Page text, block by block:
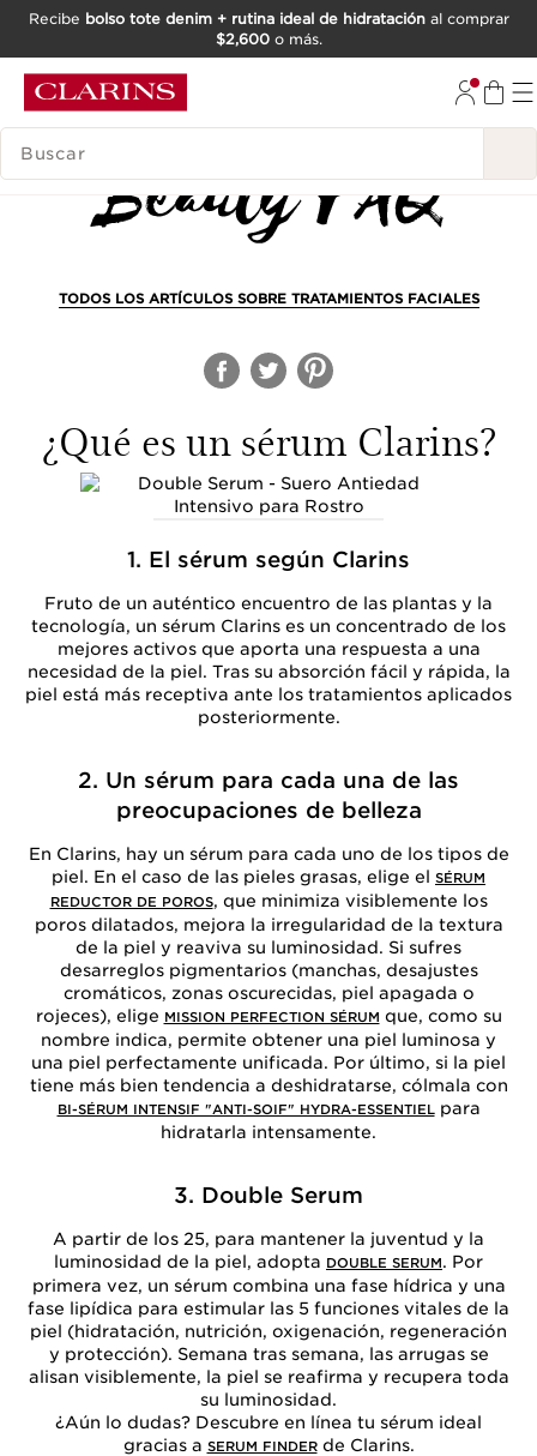
IR AL PIE DE PÁGINA
Recibe bolso tote denim + rutina ideal de hidrataciónal comprar
$2,600o más.
BUSCAR
TODOS LOS ARTÍCULOS SOBRE TRATAMIENTOS FACIALES
¿Qué es un sérum Clarins?
1. El sérum según Clarins
Fruto de un auténtico encuentro de las plantas y la
tecnología, un sérum Clarins es un concentrado de los
mejores activos que aporta una respuesta a una
necesidad de la piel. Tras su absorción fácil y rápida, la
piel está más receptiva ante los tratamientos aplicados
posteriormente.
2. Un sérum para cada una de las
preocupaciones de belleza
En Clarins, hay un sérum para cada uno de los tipos de
piel. En el caso de las pieles grasas, elige el SÉRUM
REDUCTOR DE POROS, que minimiza visiblemente los
poros dilatados, mejora la irregularidad de la textura
de la piel y reaviva su luminosidad. Si sufres
desarreglos pigmentarios (manchas, desajustes
cromáticos, zonas oscurecidas, piel apagada o
rojeces), elige MISSION PERFECTION SÉRUM que, como su
nombre indica, permite obtener una piel luminosa y
una piel perfectamente unificada. Por último, si la piel
tiene más bien tendencia a deshidratarse, cólmala con
BI-SÉRUM INTENSIF "ANTI-SOIF" HYDRA-ESSENTIELpara
hidratarla intensamente.
3. Double Serum
A partir de los 25, para mantener la juventud y la
luminosidad de la piel, adopta DOUBLE SERUM. Por
primera vez, un sérum combina una fase hídrica y una
fase lipídica para estimular las 5 funciones vitales de la
piel (hidratación, nutrición, oxigenación, regeneración
y protección). Semana tras semana, las arrugas se
alisan visiblemente, la piel se reafirma y recupera toda
su luminosidad.
¿Aún lo dudas? Descubre en línea tu sérum ideal
gracias a SERUM FINDERde Clarins.